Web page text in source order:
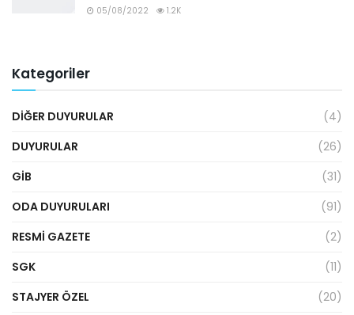
05/08/2022 1.2K
Kategoriler
DIĞER DUYURULAR
(4)
DUYURULAR
(26)
GİB
(31)
ODA DUYURULARI
(91)
RESMI GAZETE
(2)
SGK
(11)
STAJYER ÖZEL
(20)